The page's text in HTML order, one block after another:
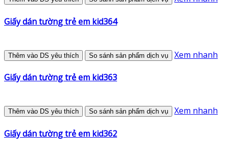
Giấy dán tường trẻ em kid364
Thêm vào DS yêu thích So sánh sản phẩm dịch vụ Xem nhanh
Giấy dán tường trẻ em kid363
Thêm vào DS yêu thích So sánh sản phẩm dịch vụ Xem nhanh
Giấy dán tường trẻ em kid362